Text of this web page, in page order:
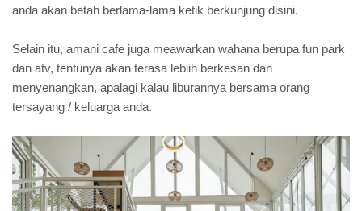
anda akan betah berlama-lama ketik berkunjung disini.
Selain itu, amani cafe juga meawarkan wahana berupa fun park
dan atv, tentunya akan terasa lebiih berkesan dan
menyenangkan, apalagi kalau liburannya bersama orang
tersayang / keluarga anda.